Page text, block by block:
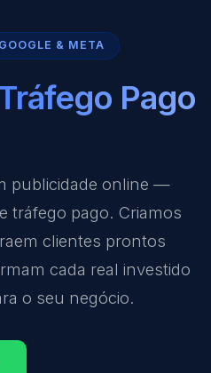
& META
Pago
publicidade online —
tráfego pago. Criamos
clientes prontos
cada real investido
o seu negócio.